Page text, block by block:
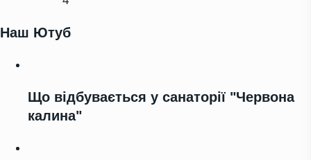
Наш Ютуб
Що відбувається у санаторії "Червона
калина"